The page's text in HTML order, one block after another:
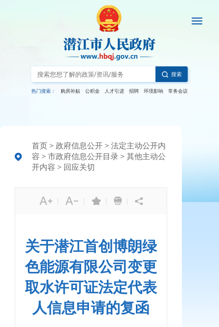
搜索
热门搜索： 购房补贴 公积金 人才引进 招聘 环境影响 常务会议
首页 > 政府信息公开 > 法定主动公开内
容 > 市政府信息公开目录 > 其他主动公
开内容 > 回应关切
| | | |
关于潜江首创博朗绿
色能源有限公司变更
取水许可证法定代表
人信息申请的复函